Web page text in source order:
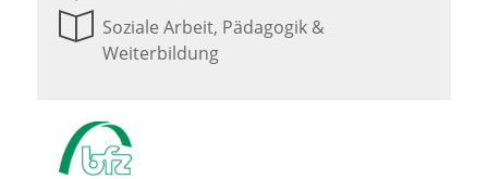
Soziale Arbeit, Pädagogik &
Weiterbildung